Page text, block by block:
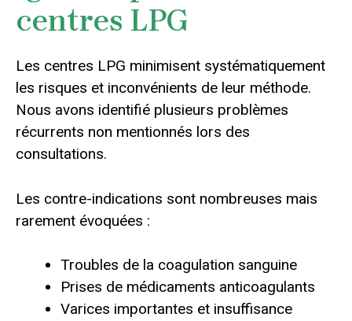
centres LPG
Les centres LPG minimisent systématiquement
les risques et inconvénients de leur méthode.
Nous avons identifié plusieurs problèmes
récurrents non mentionnés lors des
consultations.
Les contre-indications sont nombreuses mais
rarement évoquées :
Troubles de la coagulation sanguine
Prises de médicaments anticoagulants
Varices importantes et insuffisance